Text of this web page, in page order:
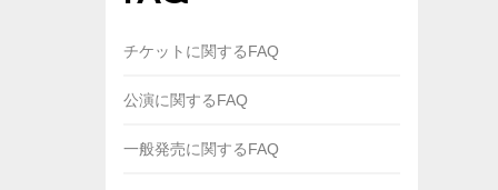
チケットに関するFAQ
公演に関するFAQ
一般発売に関するFAQ